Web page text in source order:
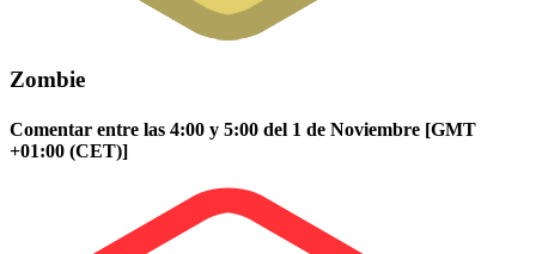
Zombie
Comentar entre las 4:00 y 5:00 del 1 de Noviembre [GMT
+01:00 (CET)]